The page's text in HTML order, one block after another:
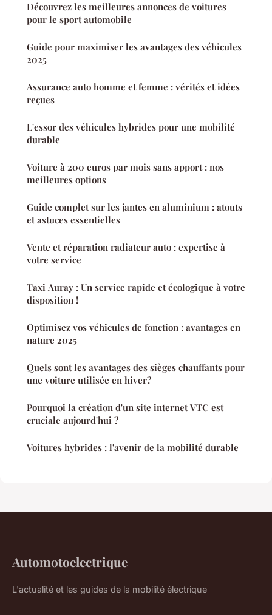
Découvrez les meilleures annonces de voitures
pour le sport automobile
Guide pour maximiser les avantages des véhicules
2025
Assurance auto homme et femme : vérités et idées
reçues
L'essor des véhicules hybrides pour une mobilité
durable
Voiture à 200 euros par mois sans apport : nos
meilleures options
Guide complet sur les jantes en aluminium : atouts
et astuces essentielles
Vente et réparation radiateur auto : expertise à
votre service
Taxi Auray : Un service rapide et écologique à votre
disposition !
Optimisez vos véhicules de fonction : avantages en
nature 2025
Quels sont les avantages des sièges chauffants pour
une voiture utilisée en hiver?
Pourquoi la création d'un site internet VTC est
cruciale aujourd'hui ?
Voitures hybrides : l'avenir de la mobilité durable
Automotoelectrique
L'actualité et les guides de la mobilité électrique